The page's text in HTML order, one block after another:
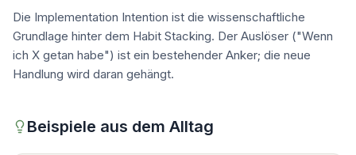
Die Implementation Intention ist die wissenschaftliche
Grundlage hinter dem Habit Stacking. Der Auslöser ("Wenn
ich X getan habe") ist ein bestehender Anker; die neue
Handlung wird daran gehängt.
Beispiele aus dem Alltag